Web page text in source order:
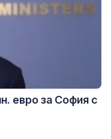
евро за София с